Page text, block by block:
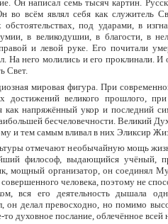
Он написал семь тысяч картин.
всём являл себя как служитель
под ударами, в
в великодушии, в благости, в
и левой руке. Его почитали
На него молились и его проклинали. И
Свет.
мировая фигура. При
достижений великого прошлого,
как напряжённый укор и последний
бесчеловечности. Великий
и тем самым вливал в них Эликсир
отмечают необычайную мощь
философ, выдающийся учёный,
мощный организатор, он соединял
человека, поэтому не
вся его деятельность дышала
он делал превосходно, но помимо
то духовное послание, облечённое